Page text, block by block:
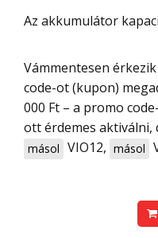
Az akkumulátor
Vámmentesen érkezik ingyen szállítással és promo
code-ot (kupon)
000 Ft – a promo
ott érdemes aktiválni,
másol VIO12, másol